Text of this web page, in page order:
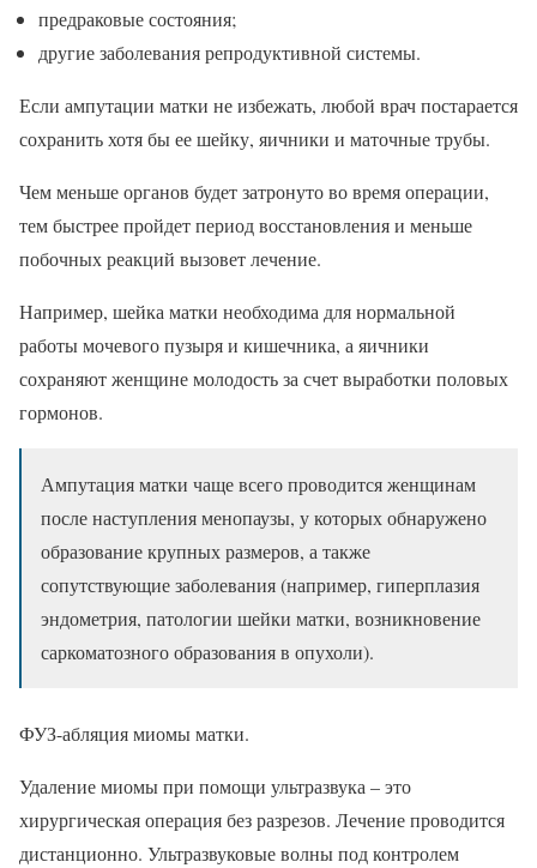
предраковые состояния;
другие заболевания репродуктивной системы.
Если ампутации матки не избежать, любой врач постарается
сохранить хотя бы ее шейку, яичники и маточные трубы.
Чем меньше органов будет затронуто во время операции,
тем быстрее пройдет период восстановления и меньше
побочных реакций вызовет лечение.
Например, шейка матки необходима для нормальной
работы мочевого пузыря и кишечника, а яичники
сохраняют женщине молодость за счет выработки половых
гормонов.
Ампутация матки чаще всего проводится женщинам
после наступления менопаузы, у которых обнаружено
образование крупных размеров, а также
сопутствующие заболевания (например, гиперплазия
эндометрия, патологии шейки матки, возникновение
саркоматозного образования в опухоли).
ФУЗ-абляция миомы матки.
Удаление миомы при помощи ультразвука – это
хирургическая операция без разрезов. Лечение проводится
дистанционно. Ультразвуковые волны под контролем